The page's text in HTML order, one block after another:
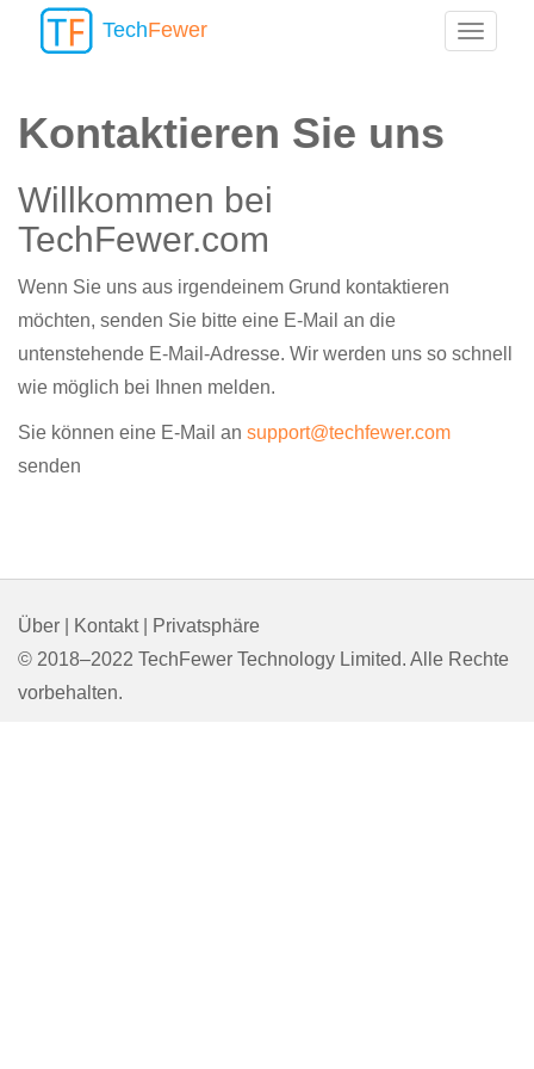
Toggle
TechFewer
Kontaktieren Sie uns
Willkommen bei
TechFewer.com
Wenn Sie uns aus irgendeinem Grund kontaktieren
möchten, senden Sie bitte eine E-Mail an die
untenstehende E-Mail-Adresse. Wir werden uns so schnell
wie möglich bei Ihnen melden.
Sie können eine E-Mail an support@techfewer.com
senden
Über Kontakt|
Privatsphäre
© 2018–2022 TechFewer Technology Limited. Alle Rechte
vorbehalten.